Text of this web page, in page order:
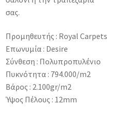
σας.
Προμηθευτής : Royal Carpets
Επωνυμία : Desire
Σύνθεση : Πολυπροπυλένιο
Πυκνότητα : 794.000/m2
Βάρος : 2.100gr/m2
Ύψος Πέλους : 12mm